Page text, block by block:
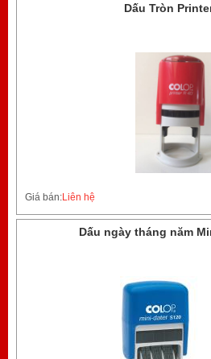
Dấu Tròn
Giá bán:Liên hệ
Dấu ngày tháng năm